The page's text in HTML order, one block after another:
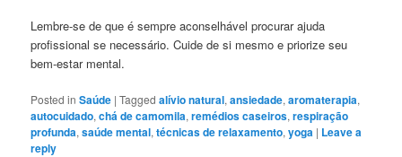
Lembre-se de que é sempre aconselhável procurar ajuda
profissional se necessário. Cuide de si mesmo e priorize seu
bem-estar mental.
Posted in Saúde |Tagged alívio natural,ansiedade,aromaterapia,
autocuidado,chá de camomila,remédios caseiros,respiração
profunda,saúde mental,técnicas de relaxamento,yoga | Leave a
reply